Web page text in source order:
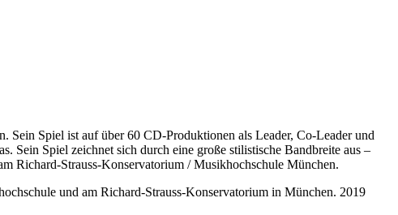
Sein Spiel ist auf über 60 CD-Produktionen als Leader, Co-Leader und
Sein Spiel zeichnet sich durch eine große stilistische Bandbreite aus –
Richard-Strauss-Konservatorium / Musikhochschule München.
und am Richard-Strauss-Konservatorium in München. 2019